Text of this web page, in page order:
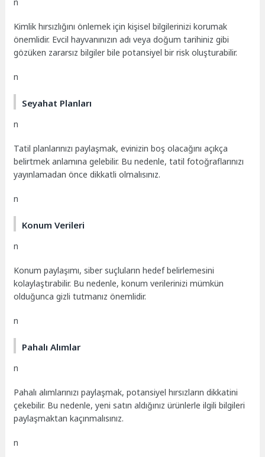
Kimlik hırsızlığını önlemek için kişisel bilgilerinizi korumak
önemlidir. Evcil hayvanınızın adı veya doğum tarihiniz gibi
gözüken zararsız bilgiler bile potansiyel bir risk oluşturabilir.
n
Seyahat Planları
n
Tatil planlarınızı paylaşmak, evinizin boş olacağını açıkça
belirtmek anlamına gelebilir. Bu nedenle, tatil fotoğraflarınızı
yayınlamadan önce dikkatli olmalısınız.
n
Konum Verileri
n
Konum paylaşımı, siber suçluların hedef belirlemesini
kolaylaştırabilir. Bu nedenle, konum verilerinizi mümkün
olduğunca gizli tutmanız önemlidir.
n
Pahalı Alımlar
n
Pahalı alımlarınızı paylaşmak, potansiyel hırsızların dikkatini
çekebilir. Bu nedenle, yeni satın aldığınız ürünlerle ilgili bilgileri
paylaşmaktan kaçınmalısınız.
n